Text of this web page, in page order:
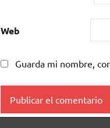
Web
Guarda mi nombre,